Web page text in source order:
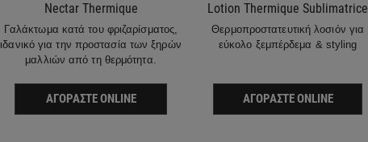
Nectar Thermique
Γαλάκτωμα κατά του φριζαρίσματος,
ιδανικό για την προστασία των ξηρών
μαλλιών από τη θερμότητα.
ΑΓΟΡΆΣΤΕ ONLINE
Lotion Thermique Sublimatrice
Θερμοπροστατευτική λοσιόν για
εύκολο ξεμπέρδεμα & styling
ΑΓΟΡΆΣΤΕ ONLINE